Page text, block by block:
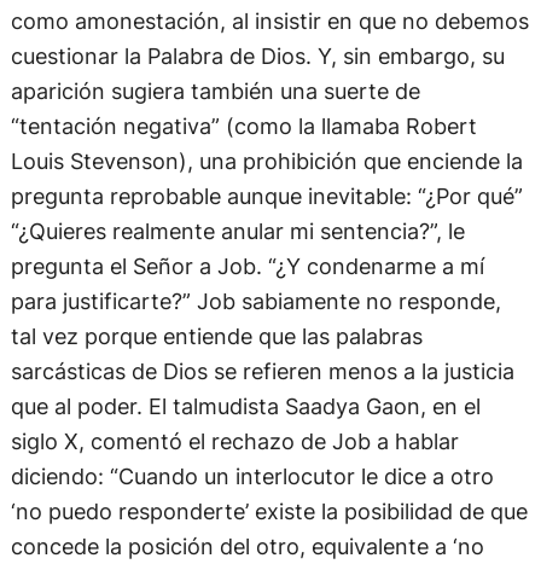
como amonestación, al insistir en que no debemos
cuestionar la Palabra de Dios. Y, sin embargo, su
aparición sugiera también una suerte de
“tentación negativa” (como la llamaba Robert
Louis Stevenson), una prohibición que enciende la
pregunta reprobable aunque inevitable: “¿Por qué”
“¿Quieres realmente anular mi sentencia?”, le
pregunta el Señor a Job. “¿Y condenarme a mí
para justificarte?” Job sabiamente no responde,
tal vez porque entiende que las palabras
sarcásticas de Dios se refieren menos a la justicia
que al poder. El talmudista Saadya Gaon, en el
siglo X, comentó el rechazo de Job a hablar
diciendo: “Cuando un interlocutor le dice a otro
‘no puedo responderte’ existe la posibilidad de que
concede la posición del otro, equivalente a ‘no